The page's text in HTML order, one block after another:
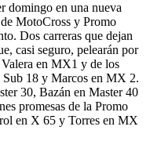
domingo en una nueva
MotoCross y Promo
Dos carreras que dejan
casi seguro, pelearán por
en MX1 y de los
Sub 18 y Marcos en MX 2.
30, Bazán en Master 40
promesas de la Promo
en X 65 y Torres en MX